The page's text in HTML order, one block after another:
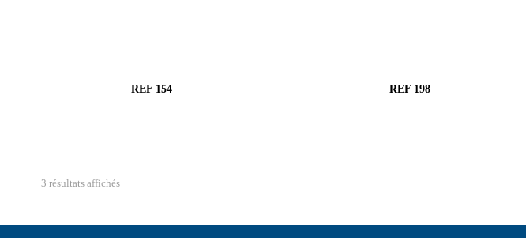
REF 154 REF 198
3 résultats affichés